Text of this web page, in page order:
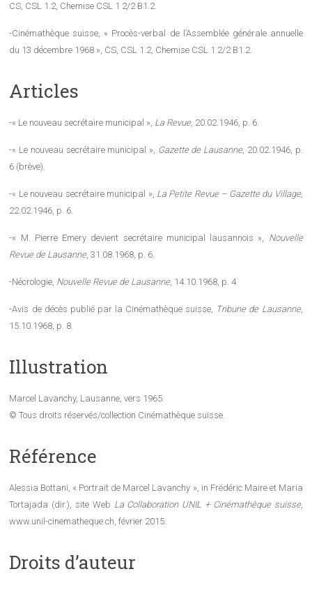
CS, CSL 1.2, Chemise CSL 1 2/2 B1.2.
-Cinémathèque suisse, « Procès-verbal de l’Assemblée générale annuelle
du 13 décembre 1968 », CS, CSL 1.2, Chemise CSL 1 2/2 B1.2.
Articles
-« Le nouveau secrétaire municipal », La Revue, 20.02.1946, p. 6.
-« Le nouveau secrétaire municipal », Gazette de Lausanne, 20.02.1946, p.
6 (brève).
-« Le nouveau secrétaire municipal », La Petite Revue – Gazette du Village,
22.02.1946, p. 6.
-« M. Pierre Emery devient secrétaire municipal lausannois », Nouvelle
Revue de Lausanne, 31.08.1968, p. 6.
-Nécrologie, Nouvelle Revue de Lausanne, 14.10.1968, p. 4.
-Avis de décès publié par la Cinémathèque suisse, Tribune de Lausanne,
15.10.1968, p. 8.
Illustration
Marcel Lavanchy, Lausanne, vers 1965.
© Tous droits réservés/collection Cinémathèque suisse.
Référence
Alessia Bottani, « Portrait de Marcel Lavanchy », in Frédéric Maire et Maria
Tortajada (dir.), site Web La Collaboration UNIL + Cinémathèque suisse,
www.unil-cinematheque.ch, février 2015.
Droits d’auteur